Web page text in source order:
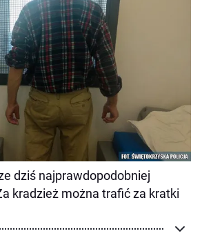
dziś najprawdopodobniej
kradzież można trafić za kratki